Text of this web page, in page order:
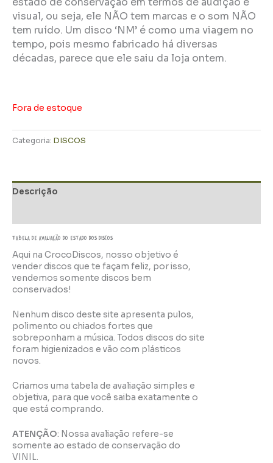
visual, ou seja, ele NÃO tem marcas e o som NÃO
tem ruído. Um disco ‘NM’ é como uma viagem no
tempo, pois mesmo fabricado há diversas
décadas, parece que ele saiu da loja ontem.
Fora de estoque
Categoria: DISCOS
Descrição
TABELA DE AVALIAÇÃo do estado dos discos
Aqui na CrocoDiscos, nosso objetivo é
vender discos que te façam feliz, por isso,
vendemos somente discos bem
conservados!
Nenhum disco deste site apresenta pulos,
polimento ou chiados fortes que
sobreponham a música. Todos discos do site
foram higienizados e vão com plásticos
novos.
Criamos uma tabela de avaliação simples e
objetiva, para que você saiba exatamente o
que está comprando.
ATENÇÃO: Nossa avaliação refere-se
somente ao estado de conservação do
VINIL.